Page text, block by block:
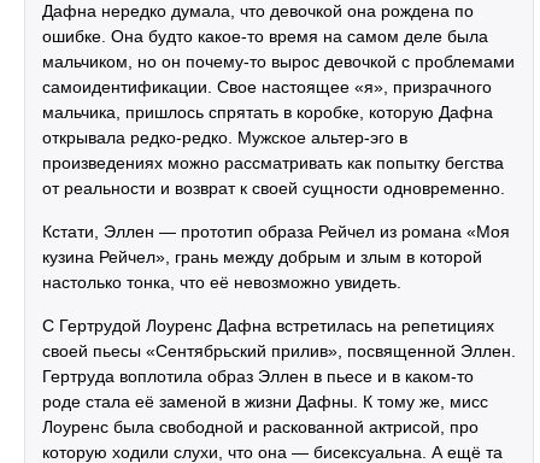
Дафна нередко думала, что девочкой она рождена по
ошибке. Она будто какое-то время на самом деле была
мальчиком, но он почему-то вырос девочкой с проблемами
самоидентификации. Свое настоящее «я», призрачного
мальчика, пришлось спрятать в коробке, которую Дафна
открывала редко-редко. Мужское альтер-эго в
произведениях можно рассматривать как попытку бегства
от реальности и возврат к своей сущности одновременно.
Кстати, Эллен — прототип образа Рейчел из романа «Моя
кузина Рейчел», грань между добрым и злым в которой
настолько тонка, что её невозможно увидеть.
С Гертрудой Лоуренс Дафна встретилась на репетициях
своей пьесы «Сентябрьский прилив», посвященной Эллен.
Гертруда воплотила образ Эллен в пьесе и в каком-то
роде стала её заменой в жизни Дафны. К тому же, мисс
Лоуренс была свободной и раскованной актрисой, про
которую ходили слухи, что она — бисексуальна. А ещё та